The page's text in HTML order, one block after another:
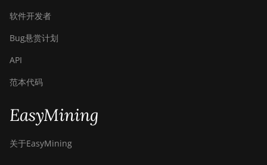
软件开发者
Bug悬赏计划
API
范本代码
EasyMining
关于EasyMining